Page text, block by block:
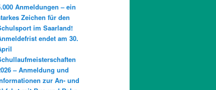
Anmeldungen – ein
Zeichen für den
im Saarland!
endet am 30.
– Anmeldung und
zur An- und